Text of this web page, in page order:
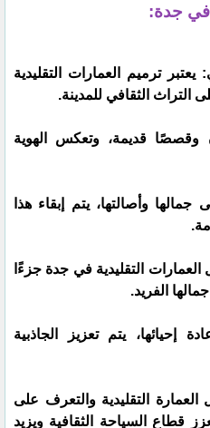
في جدة:
ترميم العمارات التقليدية
الثقافي للمدينة.
وقصصًا قديمة، وتعكس الهوية
وأصالتها، يتم إبقاء هذا
التقليدية في جدة جزءًا
الفريد.
إحيائها، يتم تعزيز الجاذبية
العمارة التقليدية والتعرف على
قطاع السياحة الثقافية ويزيد